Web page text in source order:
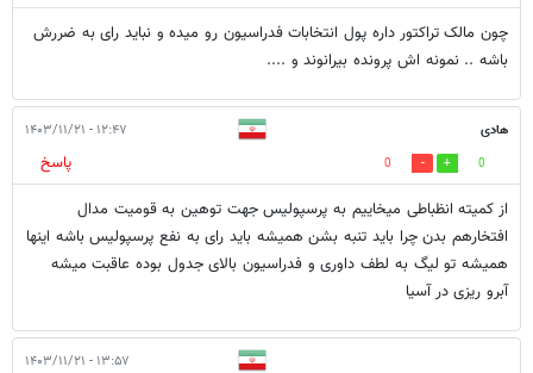
چون مالک تراکتور داره پول انتخابات فدراسیون رو میده و نباید رای به ضررش
باشه .. نمونه اش پرونده بیرانوند و ....
هادی ۱۲:۴۷ - ۱۴۰۳/۱۱/۲۱
0
0
پاسخ
از کمیته انظباطی میخاییم به پرسپولیس جهت توهین به قومیت مدال
افتخارهم بدن چرا باید تنبه بشن همیشه باید رای به نفع پرسپولیس باشه اینها
همیشه تو لیگ به لطف داوری و فدراسیون بالای جدول بوده عاقبت میشه
آبرو ریزی در آسیا
۱۳:۵۷ - ۱۴۰۳/۱۱/۲۱